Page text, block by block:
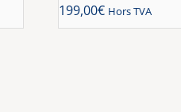
199,00€ Hors TVA